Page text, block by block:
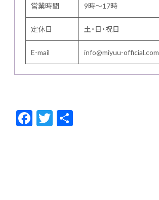
営業時間 9時～17時
定休日 土・日・祝日
E-mail info@miyuu-official.com
F
ac
T
w